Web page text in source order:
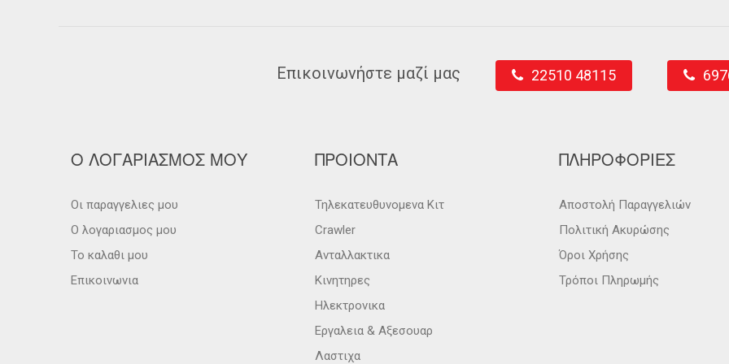
Επικοινωνήστε μαζί μας 22510 48115
Ο ΛΟΓΑΡΙΑΣΜΟΣ ΜΟΥ
Οι παραγγελιες μου
Ο λογαριασμος μου
Το καλαθι μου
Επικοινωνια
ΠΡΟΙΟΝΤΑ
Τηλεκατευθυνομενα Κιτ
Crawler
Ανταλλακτικα
Κινητηρες
Ηλεκτρονικα
Εργαλεια & Αξεσουαρ
Λαστιχα
ΠΛΗΡΟΦΟΡΙΕΣ
Αποστολή Παραγγελιών
Πολιτική Ακυρώσης
Όροι Χρήσης
Τρόποι Πληρωμής